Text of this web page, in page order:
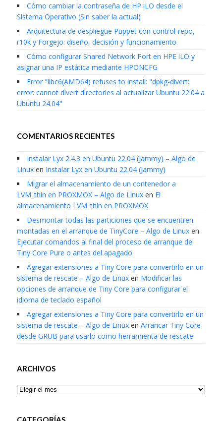
Cómo cambiar la contraseña de HP iLO desde el
Sistema Operativo (Sin saber la actual)
Arquitectura de despliegue Puppet con control-repo,
r10k y Forgejo: diseño, decisión y funcionamiento
Cómo configurar Shared Network Port en HPE iLO y
asignar una IP estática mediante HPONCFG
Error "libc6(AMD64) refuses to install: "dpkg-divert:
error: cannot divert directories al actualizar Ubuntu 22.04 a
Ubuntu 24.04"
COMENTARIOS RECIENTES
Instalar Lyx 2.4.3 en Ubuntu 22.04 (Jammy) – Algo de
Linuxen Instalar Lyx en Ubuntu 22.04 (Jammy)
Migrar el almacenamiento de un contenedor a
LVM_thin en PROXMOX – Algo de Linuxen El
almacenamiento LVM_thin en PROXMOX
Desmontar todas las particiones que se encuentren
montadas en el arranque de TinyCore – Algo de Linuxen
Ejecutar comandos al final del proceso de arranque de
Tiny Core Pure o antes del apagado
Agregar extensiones a Tiny Core para convertirlo en un
sistema de rescate – Algo de Linuxen Modificar las
opciones de arranque de Tiny Core para configurar el
idioma de teclado español
Agregar extensiones a Tiny Core para convertirlo en un
sistema de rescate – Algo de Linuxen Arrancar Tiny Core
desde GRUB para usarlo como herramienta de rescate
ARCHIVOS
Archivos